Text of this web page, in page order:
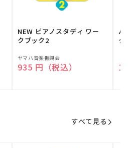
NEW ピアノスタディ ワー
クブック2
販
売
ヤマハ音楽振興会
通常価格
935 円（税込）
バ
ク
売
すべて見る